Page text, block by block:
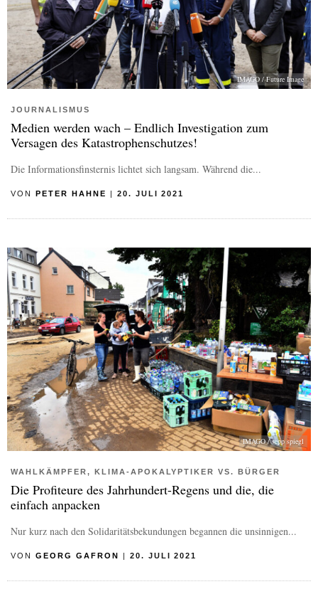
IMAGO / Future Image
JOURNALISMUS
Medien werden wach – Endlich Investigation zum
Versagen des Katastrophenschutzes!
Die Informationsfinsternis lichtet sich langsam. Während die...
VON PETER HAHNE 20. JULI 2021
IMAGO / sepp spiegl
WAHLKÄMPFER, KLIMA-APOKALYPTIKER VS. BÜRGER
Die Profiteure des Jahrhundert-Regens und die, die
einfach anpacken
Nur kurz nach den Solidaritätsbekundungen begannen die unsinnigen...
VON GEORG GAFRON | 20. JULI 2021